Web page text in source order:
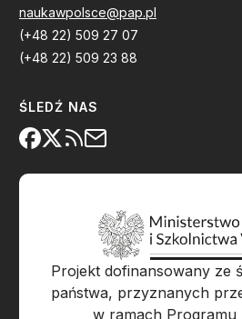
naukawpolsce@pap.pl
(+48 22) 509 27 07
(+48 22) 509 23 88
ŚLEDŹ NAS
Projekt dofinansowany ze
państwa, przyznanych
w ramach Programu